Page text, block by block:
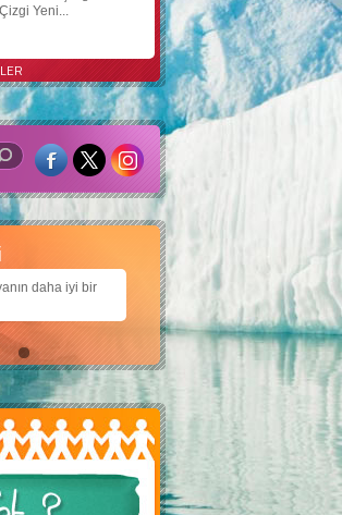
Çizgi Yeni...
zekâ
bırakabilmek için